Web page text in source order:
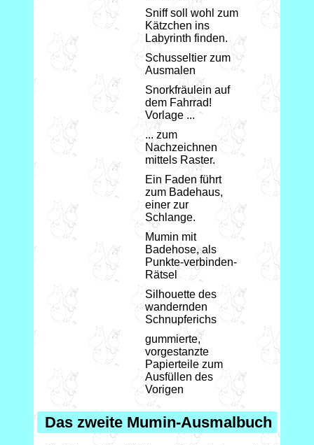
Sniff soll wohl zum
Kätzchen ins
Labyrinth finden.
Schusseltier zum
Ausmalen
Snorkfräulein auf
dem Fahrrad!
Vorlage ...
... zum
Nachzeichnen
mittels Raster.
Ein Faden führt
zum Badehaus,
einer zur
Schlange.
Mumin mit
Badehose, als
Punkte-verbinden-
Rätsel
Silhouette des
wandernden
Schnupferichs
gummierte,
vorgestanzte
Papierteile zum
Ausfüllen des
Vorigen
Das zweite Mumin-Ausmalbuch